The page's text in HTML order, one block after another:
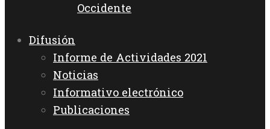
Occidente
Difusión
Informe de Actividades 2021
Noticias
Informativo electrónico
Publicaciones